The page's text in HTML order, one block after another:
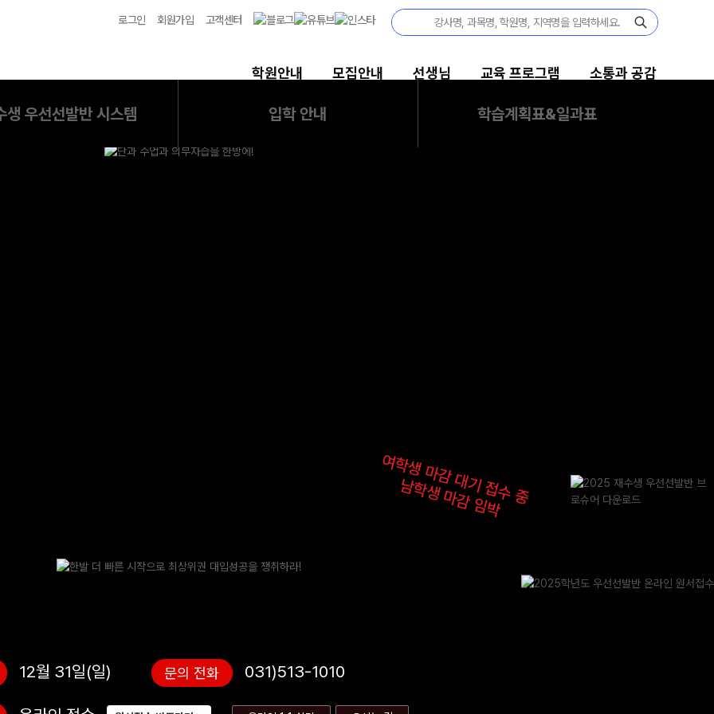
로그인 회원가입 고객센터
학원안내 모집안내 선생님 교육 프로그램 소통과 공감
12월 31일(일) 문의 전화 031)513-1010
생 우선선발반 시스템 입학 안내 학습계획표&일과표